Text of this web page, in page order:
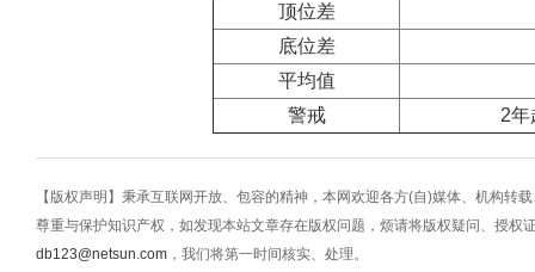
顶位差
底位差
平均值
警戒
2年
【版权声明】秉承互联网开放、包容的精神，本网欢迎各方(自)媒体、机构转
尊重与保护知识产权，如发现本站文章存在版权问题，烦请将版权疑问、授权
db123@netsun.com ，我们将第一时间核实、处理。